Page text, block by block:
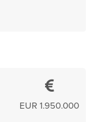
EUR 1.950.000